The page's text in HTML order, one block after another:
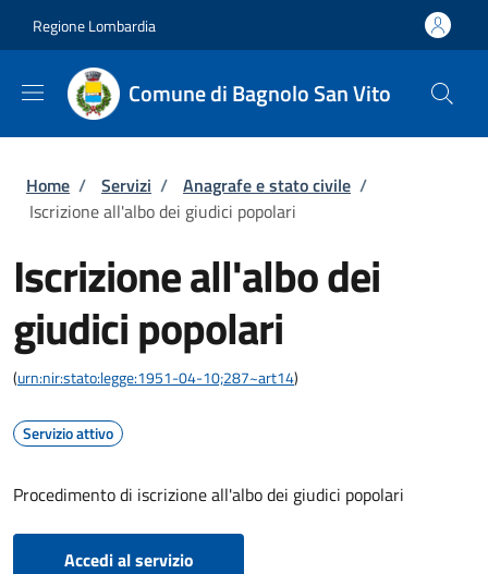
Regione Lombardia
Comune di Bagnolo San Vito
Briciole di pane
Home / Servizi / Anagrafe e stato civile /
Iscrizione all'albo dei giudici popolari
Iscrizione all'albo dei
giudici popolari
(urn:nir:stato:legge:1951-04-10;287~art14)
Servizio attivo
Procedimento di iscrizione all'albo dei giudici popolari
Accedi al servizio